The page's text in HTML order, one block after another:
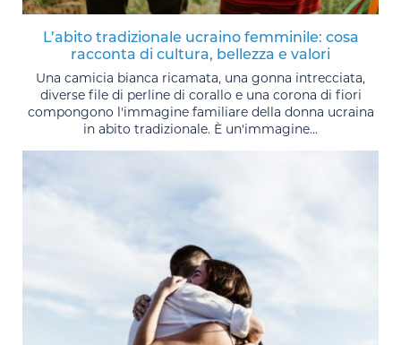
L’abito tradizionale ucraino femminile: cosa
racconta di cultura, bellezza e valori
Una camicia bianca ricamata, una gonna intrecciata,
diverse file di perline di corallo e una corona di fiori
compongono l'immagine familiare della donna ucraina
in abito tradizionale. È un'immagine...